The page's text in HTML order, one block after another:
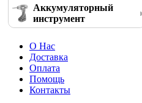
Аккумуляторный
инструмент
О Нас
Доставка
Оплата
Помощь
Контакты